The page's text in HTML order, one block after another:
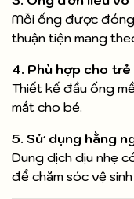
Mỗi ống được
thuận tiện mang
4. Phù hợp cho trẻ
Thiết kế đầu ống
mắt cho bé.
5. Sử dụng hằng
Dung dịch dịu nhẹ
để chăm sóc vệ